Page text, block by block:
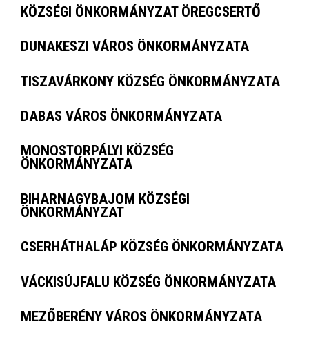
KÖZSÉGI ÖNKORMÁNYZAT ÖREGCSERTŐ
DUNAKESZI VÁROS ÖNKORMÁNYZATA
TISZAVÁRKONY KÖZSÉG ÖNKORMÁNYZATA
DABAS VÁROS ÖNKORMÁNYZATA
MONOSTORPÁLYI KÖZSÉG
ÖNKORMÁNYZATA
BIHARNAGYBAJOM KÖZSÉGI
ÖNKORMÁNYZAT
CSERHÁTHALÁP KÖZSÉG ÖNKORMÁNYZATA
VÁCKISÚJFALU KÖZSÉG ÖNKORMÁNYZATA
MEZŐBERÉNY VÁROS ÖNKORMÁNYZATA